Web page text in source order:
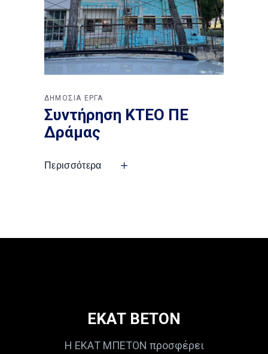
ΔΗΜΟΣΙΑ ΕΡΓΑ
Συντήρηση ΚΤΕΟ ΠΕ
Δράμας
Περισσότερα
ΕΚΑΤ ΒΕΤΟΝ
Η ΕΚΑΤ ΜΠΕΤΟΝ προσφέρει